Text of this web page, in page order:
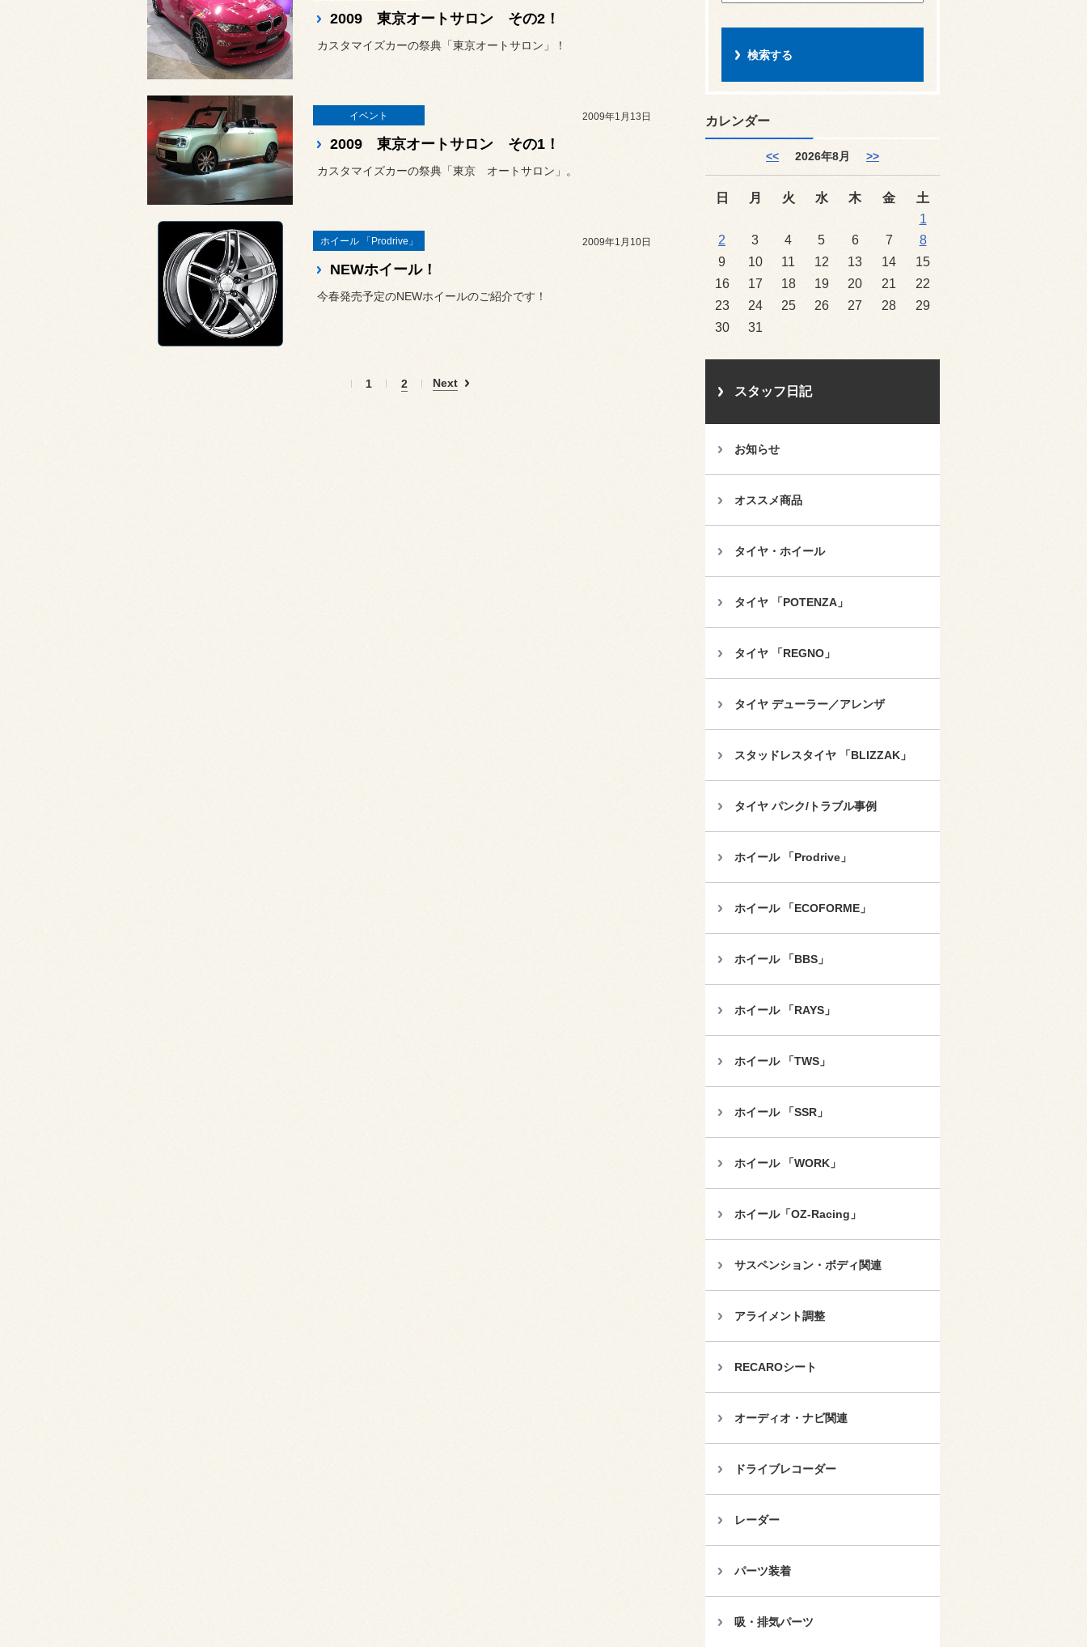
2009 東京オートサロン その2！
カスタマイズカーの祭典「東京オートサロン」！
イベント 2009年1月13日
2009 東京オートサロン その1！
カスタマイズカーの祭典「東京 オートサロン」。
ホイール 「Prodrive」 2009年1月10日
NEWホイール！
今春発売予定のNEWホイールのご紹介です！
1 2 Next
カレンダー
<< 2026年8月 >>
日 月 火 水 木 金
土
1
2
3 4 5 6 7
8
9
10 11 12 13 14
15
16
17 18 19 20 21
22
23
24 25 26 27 28
29
30
31
スタッフ日記
お知らせ
オススメ商品
タイヤ・ホイール
タイヤ 「POTENZA」
タイヤ 「REGNO」
タイヤ デューラー／アレンザ
スタッドレスタイヤ 「BLIZZAK」
タイヤ パンク/トラブル事例
ホイール 「Prodrive」
ホイール 「ECOFORME」
ホイール 「BBS」
ホイール 「RAYS」
ホイール 「TWS」
ホイール 「SSR」
ホイール 「WORK」
ホイール「OZ-Racing」
サスペンション・ボディ関連
アライメント調整
RECAROシート
オーディオ・ナビ関連
ドライブレコーダー
レーダー
パーツ装着
吸・排気パーツ